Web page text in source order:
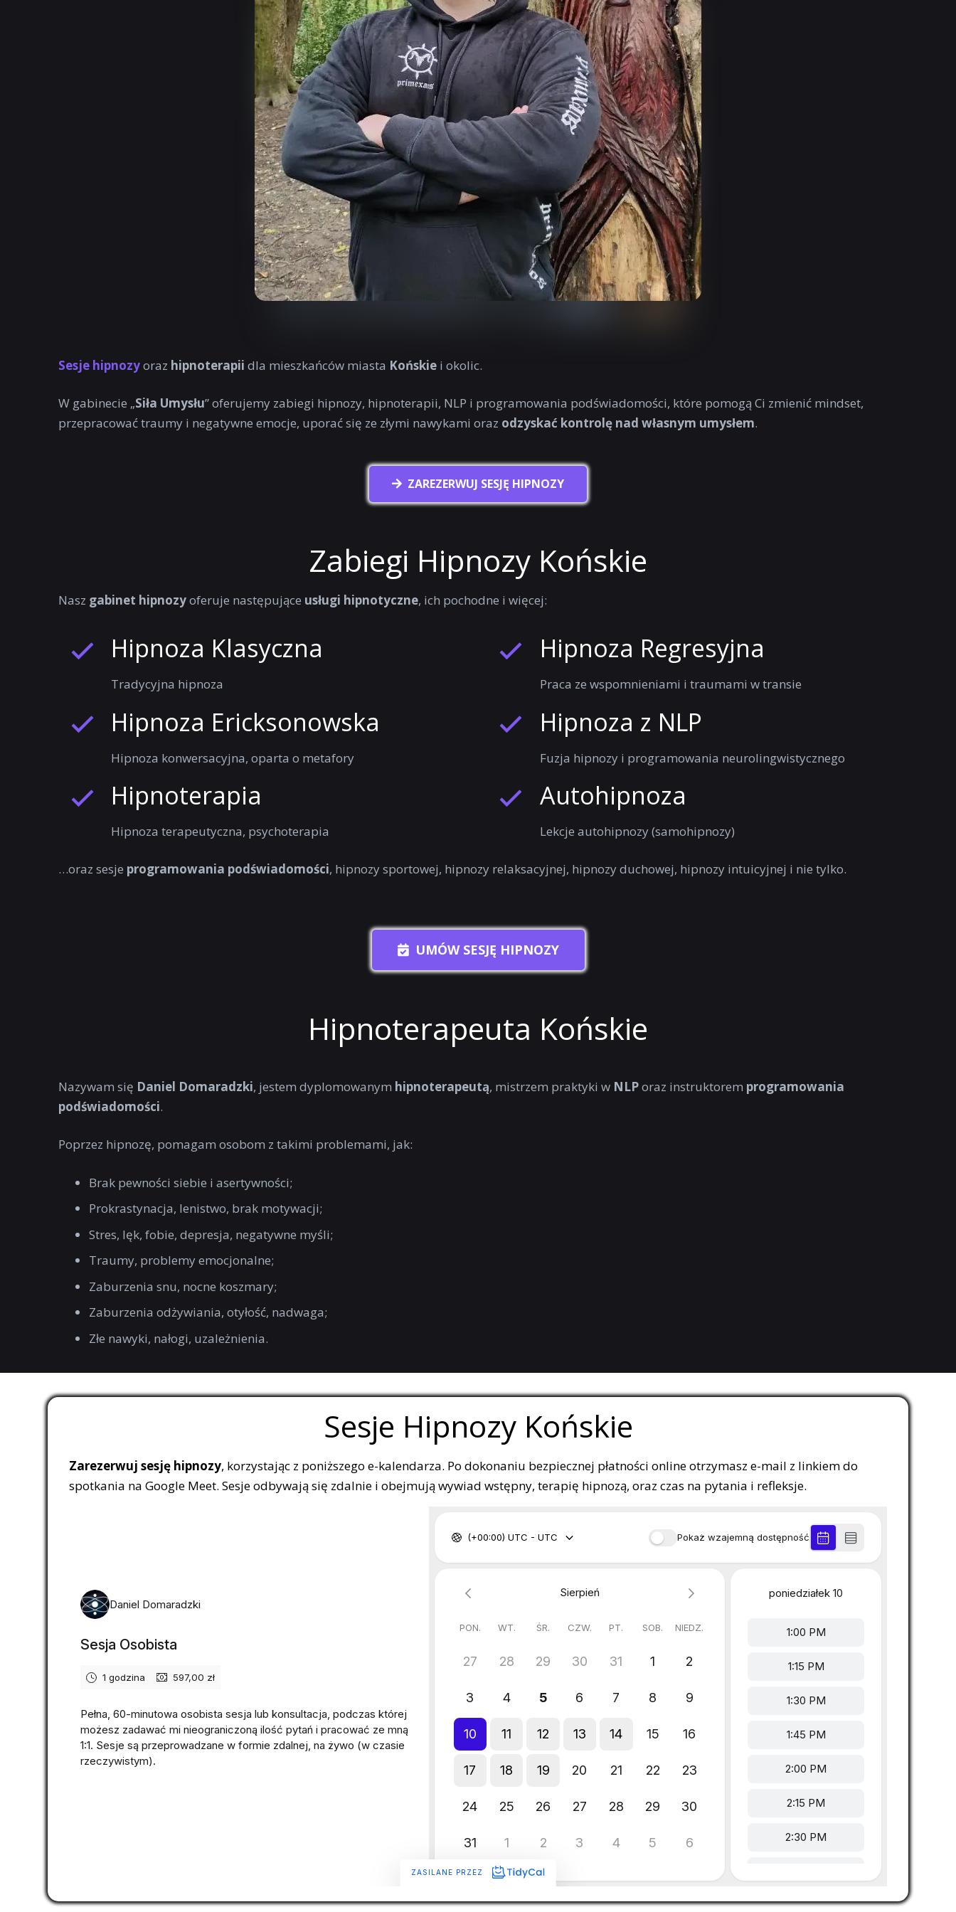
Sesje hipnozyoraz hipnoterapii dla mieszkańców miasta Końskie i okolic.
W gabinecie „Siła Umysłu” oferujemy zabiegi hipnozy, hipnoterapii, NLP i programowania podświadomości, które pomogą Ci zmienić mindset,
przepracować traumy i negatywne emocje, uporać się ze złymi nawykami oraz odzyskać kontrolę nad własnym umysłem.
ZAREZERWUJ SESJĘ HIPNOZY
Zabiegi Hipnozy Końskie
Nasz gabinet hipnozyoferuje następujące usługi hipnotyczne, ich pochodne i więcej:
Hipnoza Klasyczna
Tradycyjna hipnoza
Hipnoza Ericksonowska
Hipnoza konwersacyjna, oparta o metafory
Hipnoterapia
Hipnoza terapeutyczna, psychoterapia
Hipnoza Regresyjna
Praca ze wspomnieniami i traumami w transie
Hipnoza z NLP
Fuzja hipnozy i programowania neurolingwistycznego
Autohipnoza
Lekcje autohipnozy (samohipnozy)
…oraz sesje programowania podświadomości, hipnozy sportowej, hipnozy relaksacyjnej, hipnozy duchowej, hipnozy intuicyjnej i nie tylko.
UMÓW SESJĘ HIPNOZY
Hipnoterapeuta Końskie
Nazywam się Daniel Domaradzki, jestem dyplomowanym hipnoterapeutą, mistrzem praktyki w NLPoraz instruktorem programowania
podświadomości.
Poprzez hipnozę, pomagam osobom z takimi problemami, jak:
Brak pewności siebie i asertywności;
Prokrastynacja, lenistwo, brak motywacji;
Stres, lęk, fobie, depresja, negatywne myśli;
Traumy, problemy emocjonalne;
Zaburzenia snu, nocne koszmary;
Zaburzenia odżywiania, otyłość, nadwaga;
Złe nawyki, nałogi, uzależnienia.
Sesje Hipnozy Końskie
Zarezerwuj sesję hipnozy, korzystając z poniższego e-kalendarza. Po dokonaniu bezpiecznej płatności online otrzymasz e-mail z linkiem do
spotkania na Google Meet. Sesje odbywają się zdalnie i obejmują wywiad wstępny, terapię hipnozą, oraz czas na pytania i refleksje.